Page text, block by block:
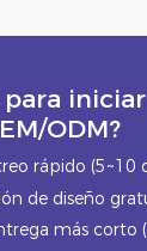
para
ODM?
rápido (5~10
de diseño
más corto